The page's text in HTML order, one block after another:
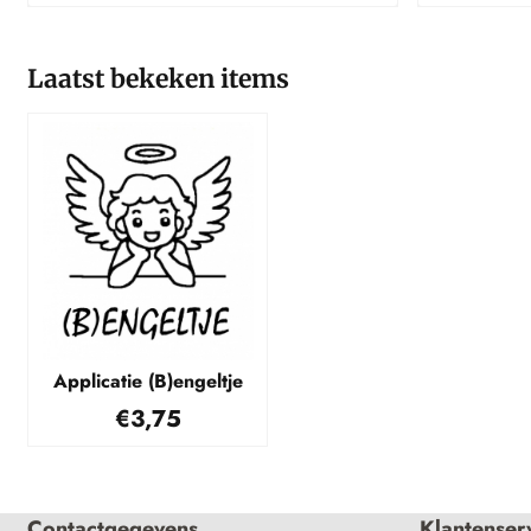
Laatst bekeken items
Applicatie (B)engeltje
€3,75